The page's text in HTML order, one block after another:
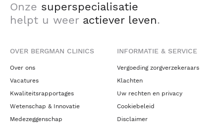
Onze superspecialisatie
helpt u weer actiever leven.
OVER BERGMAN CLINICS
Over ons
Vacatures
Kwaliteitsrapportages
Wetenschap & Innovatie
Medezeggenschap
INFORMATIE & SERVICE
Vergoeding zorgverzekeraars
Klachten
Uw rechten en privacy
Cookiebeleid
Disclaimer